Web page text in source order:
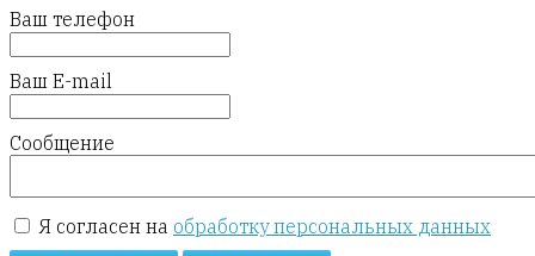
Ваш телефон
Ваш E-mail
Сообщение
Я согласен на обработку персональных данных